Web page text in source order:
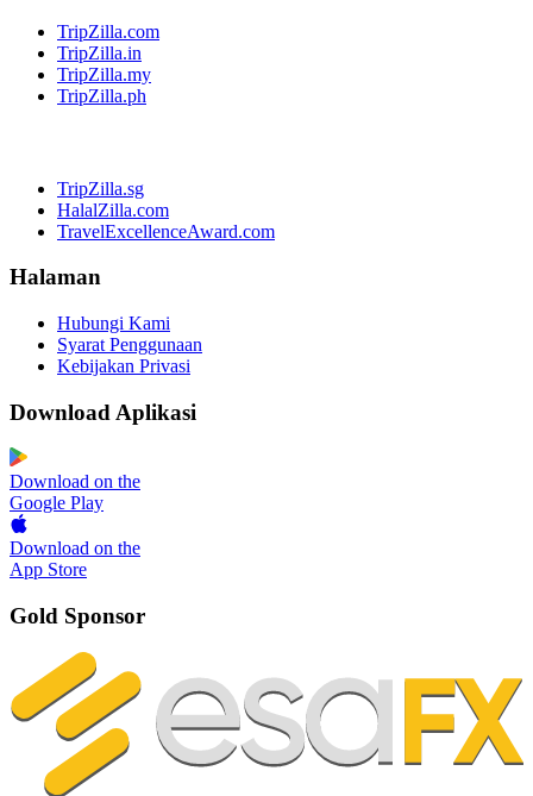
TripZilla.com
TripZilla.in
TripZilla.my
TripZilla.ph
TripZilla.sg
HalalZilla.com
TravelExcellenceAward.com
Halaman
Hubungi Kami
Syarat Penggunaan
Kebijakan Privasi
Download Aplikasi
Download on the
Google Play
Download on the
App Store
Gold Sponsor